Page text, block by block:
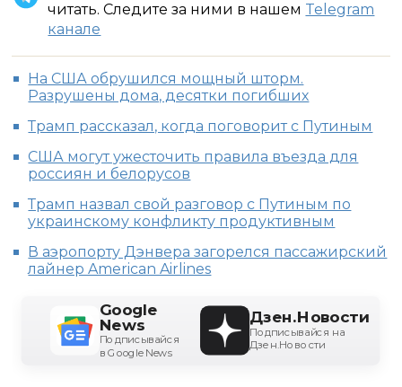
читать. Следите за ними в нашем Telegram
канале
На США обрушился мощный шторм.
Разрушены дома, десятки погибших
Трамп рассказал, когда поговорит с Путиным
США могут ужесточить правила въезда для
россиян и белорусов
Трамп назвал свой разговор с Путиным по
украинскому конфликту продуктивным
В аэропорту Дэнвера загорелся пассажирский
лайнер American Airlines
Google
News
Подписывайся
в Google News
Дзен.Новости
Подписывайся на
Дзен.Новости